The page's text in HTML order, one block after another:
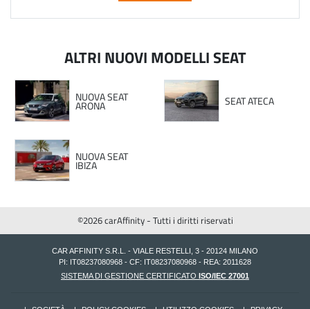
ALTRI NUOVI MODELLI SEAT
NUOVA SEAT
ARONA SEAT ATECA
NUOVA SEAT
IBIZA
©2026 carAffinity - Tutti i diritti riservati
CAR AFFINITY S.R.L. - VIALE RESTELLI, 3 - 20124 MILANO
PI: IT08237080968 - CF: IT08237080968 - REA: 2011628
SISTEMA DI GESTIONE CERTIFICATO ISO/IEC 27001